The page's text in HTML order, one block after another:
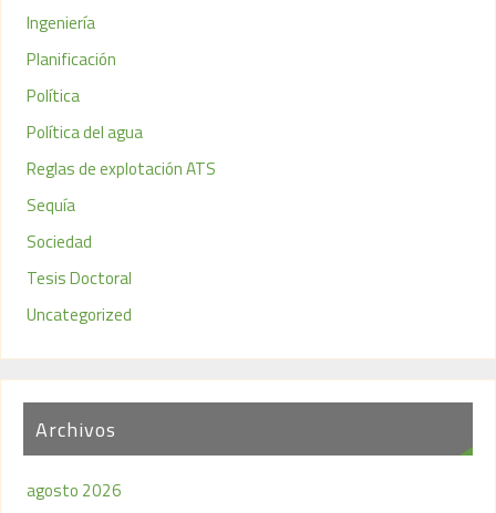
Ingeniería
Planificación
Política
Política del agua
Reglas de explotación ATS
Sequía
Sociedad
Tesis Doctoral
Uncategorized
Archivos
agosto 2026